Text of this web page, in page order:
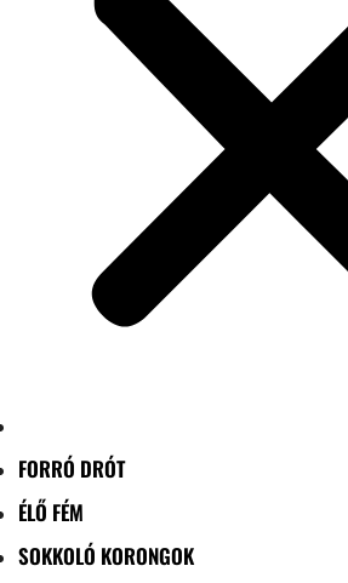
FORRÓ DRÓT
ÉLŐ FÉM
SOKKOLÓ KORONGOK